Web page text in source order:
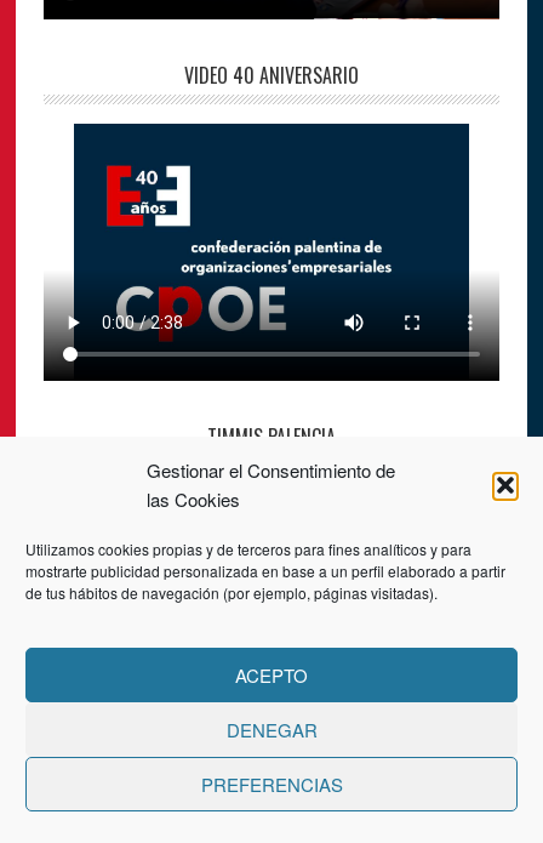
Gestionar el Consentimiento de
las Cookies
Utilizamos cookies propias y de terceros para fines analíticos y para
mostrarte publicidad personalizada en base a un perfil elaborado a partir
de tus hábitos de navegación (por ejemplo, páginas visitadas).
ACEPTO
DENEGAR
PREFERENCIAS
VIDEO 40 ANIVERSARIO
TIMMIS PALENCIA